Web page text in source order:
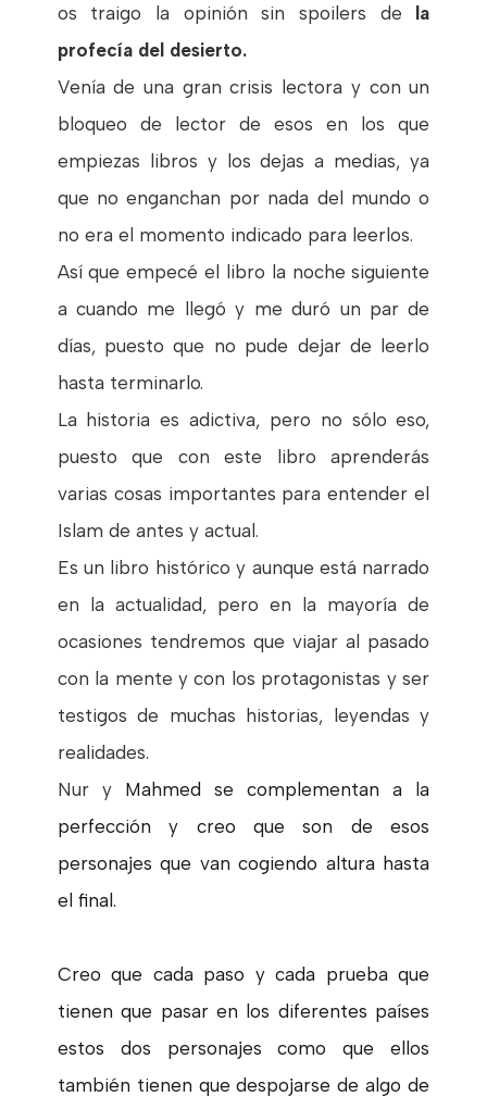
os traigo la opinión sin spoilers de la
profecía del desierto.
Venía de una gran crisis lectora y con un
bloqueo de lector de esos en los que
empiezas libros y los dejas a medias, ya
que no enganchan por nada del mundo o
no era el momento indicado para leerlos.
Así que empecé el libro la noche siguiente
a cuando me llegó y me duró un par de
días, puesto que no pude dejar de leerlo
hasta terminarlo.
La historia es adictiva, pero no sólo eso,
puesto que con este libro aprenderás
varias cosas importantes para entender el
Islam de antes y actual.
Es un libro histórico y aunque está narrado
en la actualidad, pero en la mayoría de
ocasiones tendremos que viajar al pasado
con la mente y con los protagonistas y ser
testigos de muchas historias, leyendas y
realidades.
Nur y Mahmed se complementan a la
perfección y creo que son de esos
personajes que van cogiendo altura hasta
el final.
Creo que cada paso y cada prueba que
tienen que pasar en los diferentes países
estos dos personajes como que ellos
también tienen que despojarse de algo de